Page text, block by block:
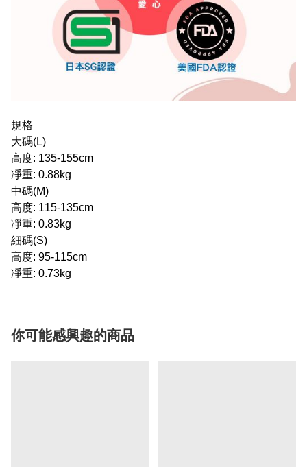
規格
大碼(L)
高度: 135-155cm
凈重: 0.88kg
中碼(M)
高度: 115-135cm
凈重: 0.83kg
細碼(S)
高度: 95-115cm
凈重: 0.73kg
你可能感興趣的商品